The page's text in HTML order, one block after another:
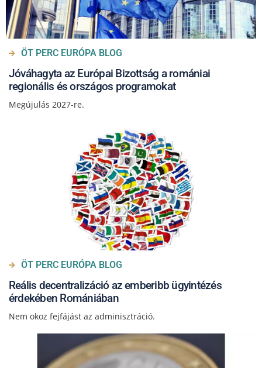
ÖT PERC EURÓPA BLOG
Jóváhagyta az Európai Bizottság a romániai
regionális és országos programokat
Megújulás 2027-re.
ÖT PERC EURÓPA BLOG
Reális decentralizáció az emberibb ügyintézés
érdekében Romániában
Nem okoz fejfájást az adminisztráció.